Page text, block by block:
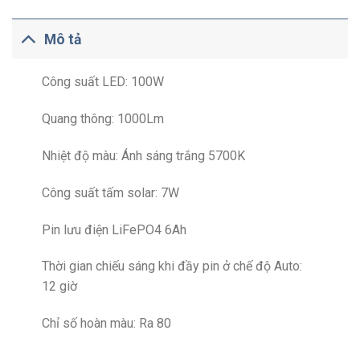
Mô tả
Công suất LED: 100W
Quang thông: 1000Lm
Nhiệt độ màu: Ánh sáng trắng 5700K
Công suất tấm solar: 7W
Pin lưu điện LiFePO4 6Ah
Thời gian chiếu sáng khi đầy pin ở chế độ Auto:
12 giờ
Chỉ số hoàn màu: Ra 80